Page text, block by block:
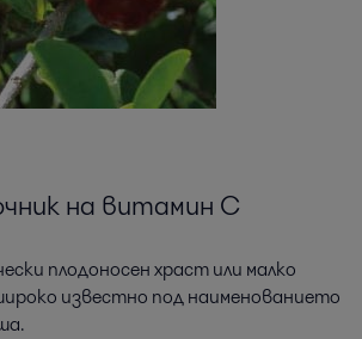
на витамин C
плодоносен храст или малко
известно под наименованието